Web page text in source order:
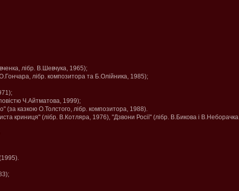
лібр. В.Шевчука, 1965);
лібр. композитора та Б.Олійника, 1985);
Ч.Айтматова, 1999);
(за казкою О.Толстого, лібр. композитора, 1988).
криниця" (лібр. В.Котляра, 1976), "Дзвони Росії" (лібр. В.Бикова і В.Неборачка